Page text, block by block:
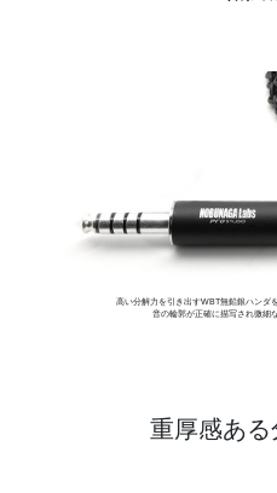
高い分解力を引き出すWBT無鉛銀ハンダ
音の輪郭が正確に描写され微細
重厚感あ